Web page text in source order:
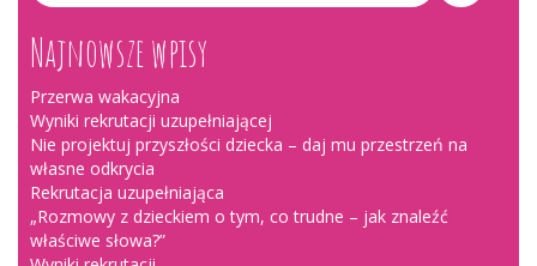
Najnowsze wpisy
Przerwa wakacyjna
Wyniki rekrutacji uzupełniającej
Nie projektuj przyszłości dziecka – daj mu przestrzeń na
własne odkrycia
Rekrutacja uzupełniająca
„Rozmowy z dzieckiem o tym, co trudne – jak znaleźć
właściwe słowa?”